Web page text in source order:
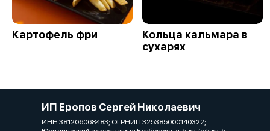
Картофель фри
Кольца кальмара в
сухарях
ИП Еропов Сергей Николаевич
ИНН 381206068483; ОГРНИП 325385000140322;